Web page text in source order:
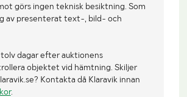
görs ingen teknisk besiktning. Som
av presenterat text-, bild- och
dagar efter auktionens
objektet vid hämtning. Skiljer
Kontakta då Klaravik innan
.